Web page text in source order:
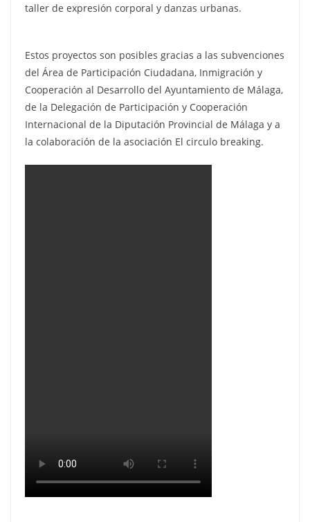
taller de expresión corporal y danzas urbanas.
Estos proyectos son posibles gracias a las subvenciones
del Área de Participación Ciudadana, Inmigración y
Cooperación al Desarrollo del Ayuntamiento de Málaga,
de la Delegación de Participación y Cooperación
Internacional de la Diputación Provincial de Málaga y a
la colaboración de la asociación El circulo breaking.